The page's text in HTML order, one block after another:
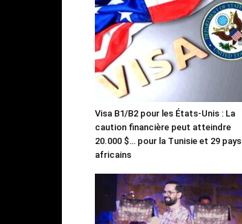
Visa B1/B2 pour les États-Unis : La
caution financière peut atteindre
20.000 $… pour la Tunisie et 29 pays
africains